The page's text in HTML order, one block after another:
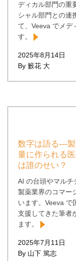
ディカル部門の重
シャル部門との連
て、Veeva でメデ
す。
2025年8月14日
By 籔花 大
数字は語る―製
量に作られる
は誰のせい？
AI の台頭やマルチ
製薬業界のコマー
います。Veeva で
支援してきた筆者
ます。
2025年7月11日
By 山下 篤志